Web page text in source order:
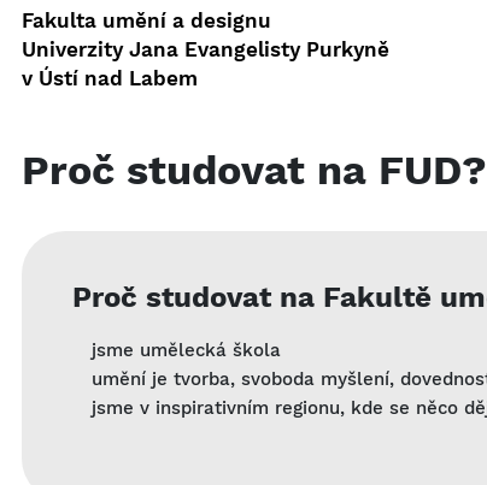
Fakulta umění a designu
Univerzity Jana Evangelisty Purkyně
v Ústí nad Labem
Proč studovat na FUD?
Proč studovat na Fakultě
jsme umělecká škola
umění je tvorba, svoboda myšlení,
jsme v inspirativním regionu, kde se něco